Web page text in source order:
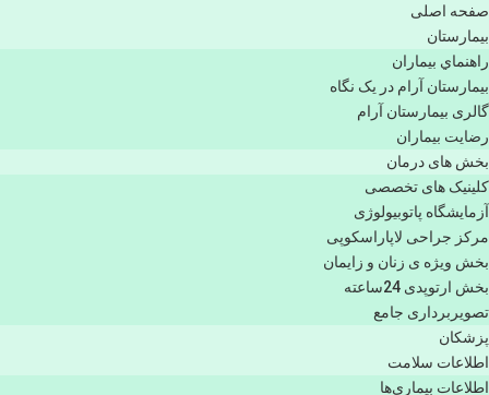
صفحه اصلی
بيمارستان
راهنماي بیماران
بیمارستان آرام در یک نگاه
گالری بیمارستان آرام
رضایت بیماران
بخش های درمان
کلینیک های تخصصی
آزمایشگاه پاتوبیولوژی
مرکز جراحی لاپاراسکوپی
بخش ویژه ی زنان و زایمان
بخش ارتوپدی 24ساعته
تصویربرداری جامع
پزشكان
اطلاعات سلامت
اطلاعات بیماری‌ها